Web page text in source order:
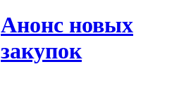
Анонс новых
закупок